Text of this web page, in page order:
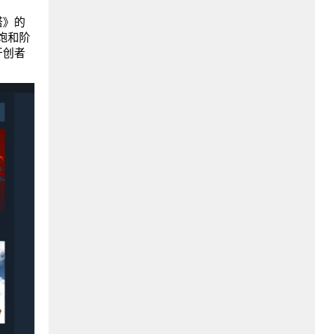
的
和阶
者